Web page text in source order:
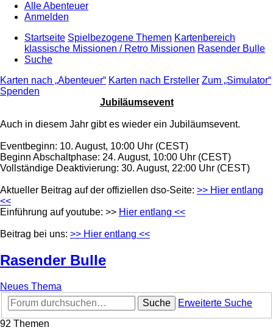
Alle Abenteuer
Anmelden
Startseite Spielbezogene Themen Kartenbereich
klassische Missionen / Retro Missionen Rasender Bulle
Suche
Karten nach „Abenteuer“ Karten nach Ersteller Zum „Simulator“
Spenden
Jubiläumsevent
Auch in diesem Jahr gibt es wieder ein Jubiläumsevent.
Eventbeginn: 10. August, 10:00 Uhr (CEST)
Beginn Abschaltphase: 24. August, 10:00 Uhr (CEST)
Vollständige Deaktivierung: 30. August, 22:00 Uhr (CEST)
Aktueller Beitrag auf der offiziellen dso-Seite: >> Hier entlang
<<
Einführung auf youtube: >> Hier entlang <<
Beitrag bei uns: >> Hier entlang <<
Rasender Bulle
Neues Thema
Suche
Erweiterte Suche
92 Themen